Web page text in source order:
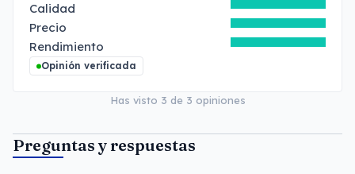
Calidad
Precio
Rendimiento
Opinión verificada
Has visto 3 de 3 opiniones
Preguntas y respuestas